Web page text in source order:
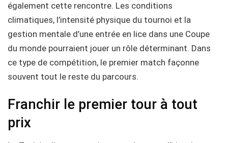
également cette rencontre. Les conditions
climatiques, l’intensité physique du tournoi et la
gestion mentale d’une entrée en lice dans une Coupe
du monde pourraient jouer un rôle déterminant. Dans
ce type de compétition, le premier match façonne
souvent tout le reste du parcours.
Franchir le premier tour à tout
prix